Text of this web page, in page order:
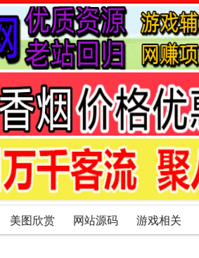
美图欣赏 网站源码 游戏相关